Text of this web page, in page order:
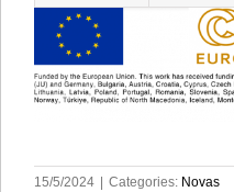
15/5/2024 Categories: Novas